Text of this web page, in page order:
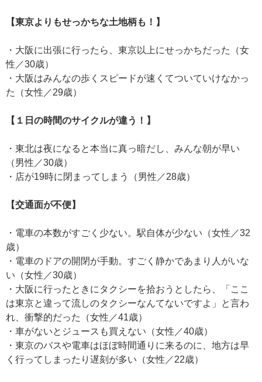
【東京よりもせっかちな土地柄も！】
・大阪に出張に行ったら、東京以上にせっかちだった（女
性／30歳）
・大阪はみんなの歩くスピードが速くてついていけなかっ
た（女性／29歳）
【１日の時間のサイクルが違う！】
・東北は夜になると本当に真っ暗だし、みんな朝が早い
（男性／30歳）
・店が19時に閉まってしまう（男性／28歳）
【交通面が不便】
・電車の本数がすごく少ない。駅自体が少ない（女性／32
歳）
・電車のドアの開閉が手動。すごく静かであまり人がいな
い（女性／30歳）
・大阪に行ったときにタクシーを拾おうとしたら、「ここ
は東京と違って流しのタクシーなんてないですよ」と言わ
れ、衝撃的だった（女性／41歳）
・車がないとジュースも買えない（女性／40歳）
・東京のバスや電車はほぼ時間通りに来るのに、地方は早
く行ってしまったり遅刻が多い（女性／22歳）